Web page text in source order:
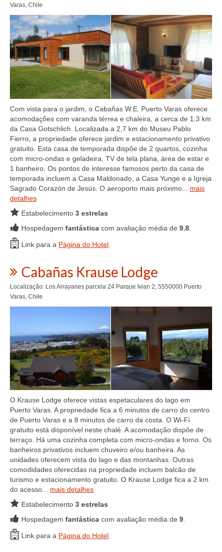
Varas, Chile
Com vista para o jardim, o Cabañas W.E. Puerto Varas oferece
acomodações com varanda térrea e chaleira, a cerca de 1,3 km
da Casa Gotschlich. Localizada a 2,7 km do Museu Pablo
Fierro, a propriedade oferece jardim e estacionamento privativo
gratuito. Esta casa de temporada dispõe de 2 quartos, cozinha
com micro-ondas e geladeira, TV de tela plana, área de estar e
1 banheiro. Os pontos de interesse famosos perto da casa de
temporada incluem a Casa Maldonado, a Casa Yunge e a Igreja
Sagrado Corazón de Jesús. O aeroporto mais próximo... mais
detalhes
Estabelecimento 3 estrelas
Hospedagem fantástica com avaliação média de 9.8
Link para a Página do Hotel
Cabañas Krause Lodge
Localização: Los Arrayanes parcela 24 Parque Ivian 2, 5550000 Puerto
Varas, Chile
O Krause Lodge oferece vistas espetaculares do lago em
Puerto Varas. A propriedade fica a 6 minutos de carro do centro
de Puerto Varas e a 8 minutos de carro da costa. O Wi-Fi
gratuito está disponível neste chalé. A acomodação dispõe de
terraço. Há uma cozinha completa com micro-ondas e forno. Os
banheiros privativos incluem chuveiro e/ou banheira. As
unidades oferecem vista do lago e das montanhas. Outras
comodidades oferecidas na propriedade incluem balcão de
turismo e estacionamento gratuito. O Krause Lodge fica a 2 km
do acesso... mais detalhes
Estabelecimento 3 estrelas
Hospedagem fantástica com avaliação média de 9
Link para a Página do Hotel